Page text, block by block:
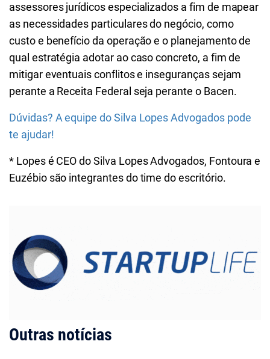
assessores jurídicos especializados a fim de mapear
as necessidades particulares do negócio, como
custo e benefício da operação e o planejamento de
qual estratégia adotar ao caso concreto, a fim de
mitigar eventuais conflitos e inseguranças sejam
perante a Receita Federal seja perante o Bacen.
Dúvidas? A equipe do Silva Lopes Advogados pode
te ajudar!
* Lopes é CEO do Silva Lopes Advogados, Fontoura e
Euzébio são integrantes do time do escritório.
Outras notícias